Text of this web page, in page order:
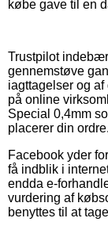
købe gave til en
Trustpilot
gennemstøve
iagttagelser og
på online
Special 0,4mm
placerer din ordre.
Facebook yder
få indblik i
endda e-
vurdering af
benyttes til at